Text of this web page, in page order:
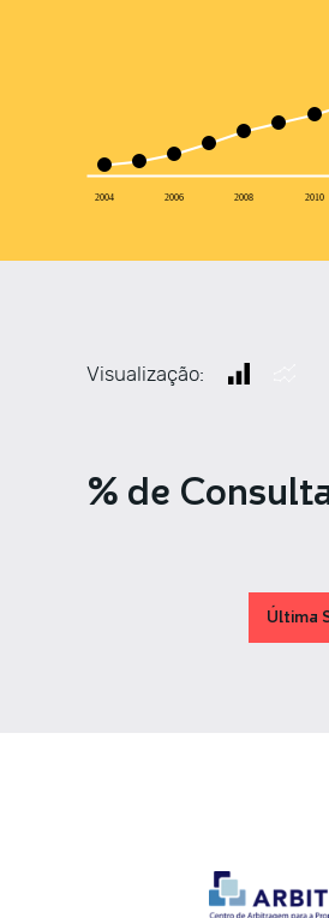
2004 2006 2008 2010
Visualização:
% de
Última